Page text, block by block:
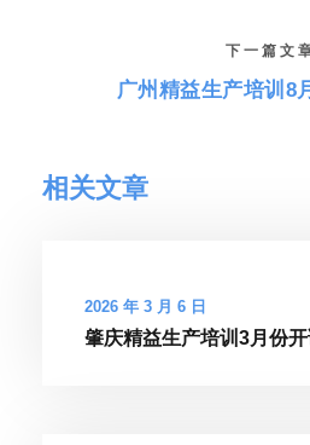
下一篇文
广州精益生产培训8
相关文章
2026 年 3 月 6 日
肇庆精益生产培训3月份